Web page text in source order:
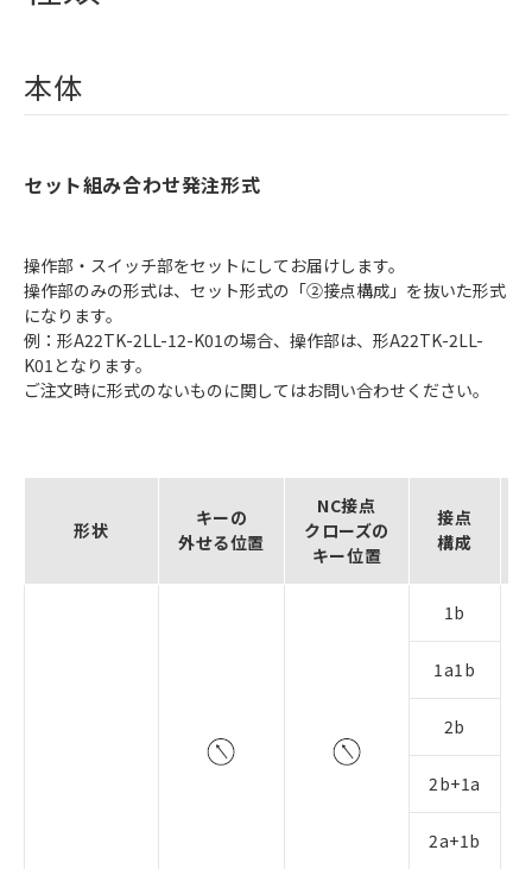
本体
セット組み合わせ発注形式
操作部・スイッチ部をセットにしてお届けします。
操作部のみの形式は、セット形式の「②接点構成」を抜いた形式
になります。
例：形A22TK-2LL-12-K01の場合、操作部は、形A22TK-2LL-
K01となります。
ご注文時に形式のないものに関してはお問い合わせください。
形状
キーの
外せる位置
NC接点
クローズの
キー位置
接点
構成
1b
1a1b
2b
2b+1a
2a+1b